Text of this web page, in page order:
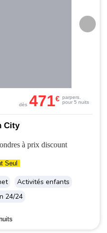
City
Seul
Activités enfants
24/24
dès 471€ parpers.
pour 5 nuits